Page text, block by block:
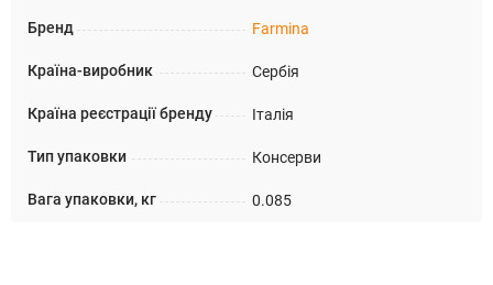
Бренд Farmina
Країна-виробник Сербія
Країна реєстрації бренду Італія
Тип упаковки Консерви
Вага упаковки, кг 0.085